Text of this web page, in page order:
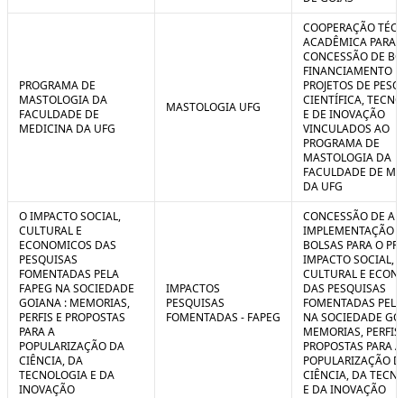
PROGRAMA DE
MASTOLOGIA DA
FACULDADE DE
MEDICINA DA UFG
MASTOLOGIA UFG
COOPERAÇÃO
ACADÊMICA PARA
CONCESSÃO DE
FINANCIAMENTO
PROJETOS DE
CIENTÍFICA,
E DE INOVAÇÃO
VINCULADOS AO
PROGRAMA DE
MASTOLOGIA DA
FACULDADE DE
DA UFG
O IMPACTO SOCIAL,
CULTURAL E
ECONOMICOS DAS
PESQUISAS
FOMENTADAS PELA
FAPEG NA SOCIEDADE
GOIANA : MEMORIAS,
PERFIS E PROPOSTAS
PARA A
POPULARIZAÇÃO DA
CIÊNCIA, DA
TECNOLOGIA E DA
INOVAÇÃO
IMPACTOS
PESQUISAS
FOMENTADAS - FAPEG
CONCESSÃO DE
IMPLEMENTAÇÃO
BOLSAS PARA O
IMPACTO SOCIAL,
CULTURAL E
DAS PESQUISAS
FOMENTADAS
NA SOCIEDADE
MEMORIAS, PERFIS
PROPOSTAS PARA A
POPULARIZAÇÃO
CIÊNCIA, DA
E DA INOVAÇÃO